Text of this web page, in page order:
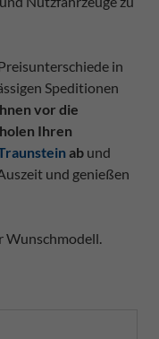
in
Speditionen
vor die
holen Ihren
ab und
und genießen
Wunschmodell.